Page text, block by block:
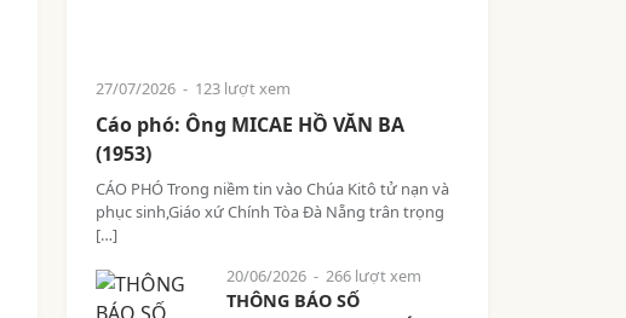
27/07/2026 - 123 lượt xem
Cáo phó: Ông MICAE HỒ VĂN BA
(1953)
CÁO PHÓ Trong niềm tin vào Chúa Kitô tử nạn và
phục sinh,Giáo xứ Chính Tòa Đà Nẵng trân trọng
[…]
20/06/2026- 266 lượt xem
THÔNG BÁO SỐ